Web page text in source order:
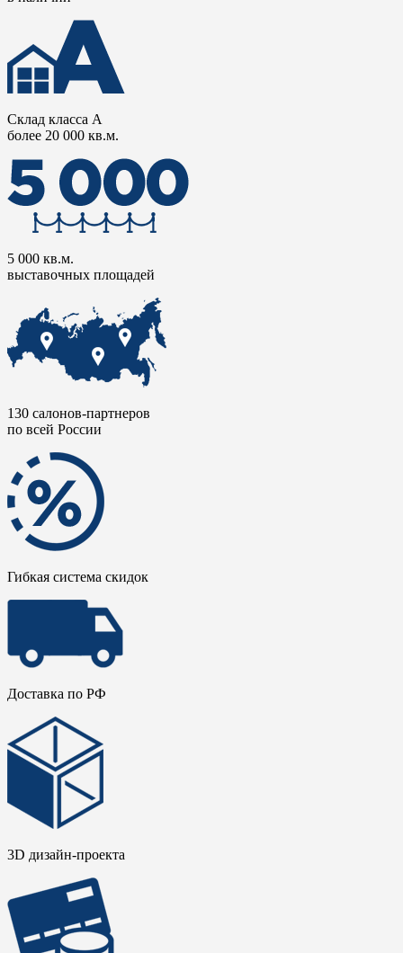
Склад класса А
более 20 000 кв.м.
5 000 кв.м.
выставочных площадей
130 салонов-партнеров
по всей России
Гибкая система скидок
Доставка по РФ
3D дизайн-проекта